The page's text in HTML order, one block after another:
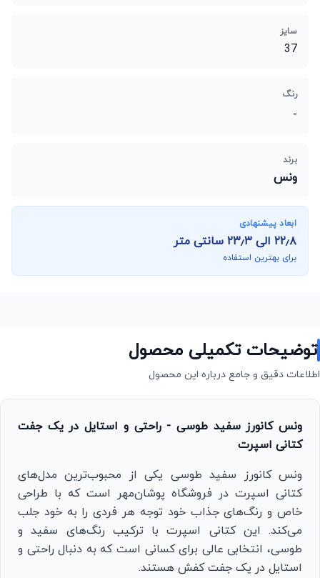
سایز
37
رنگ
-
برند
ونس
ابعاد پیشنهادی
۲۲٫۸ الی۲۳٫۳سانتی متر
برای بهترین استفاده
توضیحات تکمیلی محصول
اطلاعات دقیق و جامع درباره این محصول
ونس کانورز سفید طوسی - راحتی و استایل در یک جفت
کتانی اسپرت
ونس کانورز سفید طوسی یکی از محبوب‌ترین مدل‌های
کتانی اسپرت در فروشگاه پوشان‌مهر است که با طراحی
خاص و رنگ‌های جذاب خود توجه هر فردی را به خود جلب
می‌کند. این کتانی اسپرت با ترکیب رنگ‌های سفید و
طوسی، انتخابی عالی برای کسانی است که به دنبال راحتی و
استایل در یک جفت کفش هستند.